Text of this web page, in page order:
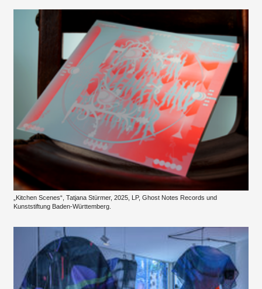
„Kitchen Scenes“, Tatjana Stürmer, 2025, LP, Ghost Notes Records und
Kunststiftung Baden-Württemberg.